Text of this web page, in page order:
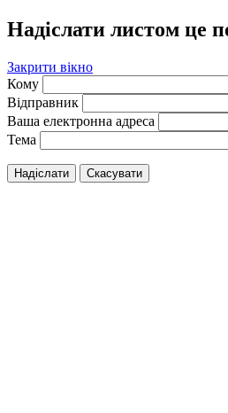
Надіслати листом це
Закрити вікно
Кому
Відправник
Ваша електронна адреса
Тема
Надіслати Скасувати